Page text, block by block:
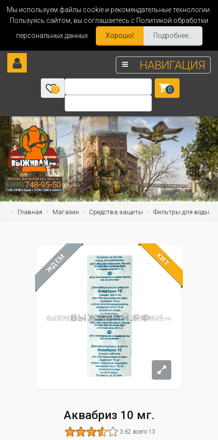
Мы используем файлы cookie и рекомендательные технологии.
Пользуясь сайтом, вы соглашаетесь с Политикой обработки
персональных данных.
Хорошо! Подробнее...
НАВИГАЦИЯ
0 0
Главная Магазин Средства защиты Фильтры для воды
ЖДЁМ ХИТ
Аквабриз 10 мг.
3.62 всего 13